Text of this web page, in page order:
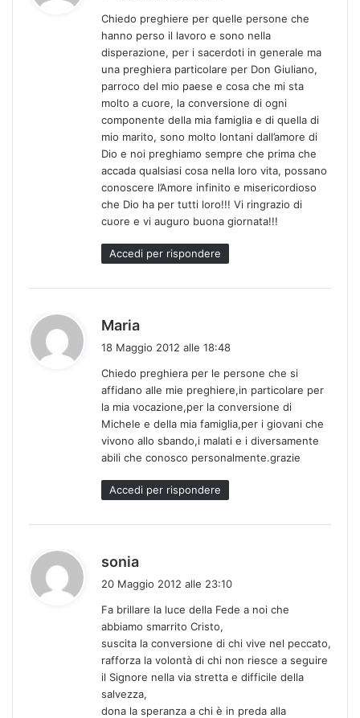
e
t
t
Chiedo preghiere per quelle persone che
hanno perso il lavoro e sono nella
disperazione, per i sacerdoti in generale ma
una preghiera particolare per Don Giuliano,
parroco del mio paese e cosa che mi sta
molto a cuore, la conversione di ogni
componente della mia famiglia e di quella di
mio marito, sono molto lontani dall’amore di
Dio e noi preghiamo sempre che prima che
accada qualsiasi cosa nella loro vita, possano
conoscere l’Amore infinito e misericordioso
che Dio ha per tutti loro!!! Vi ringrazio di
cuore e vi auguro buona giornata!!!
Accedi per rispondere
Maria
e
t
t
18 Maggio 2012 alle 18:48
Chiedo preghiera per le persone che si
affidano alle mie preghiere,in particolare per
la mia vocazione,per la conversione di
Michele e della mia famiglia,per i giovani che
vivono allo sbando,i malati e i diversamente
abili che conosco personalmente.grazie
Accedi per rispondere
sonia
e
t
t
20 Maggio 2012 alle 23:10
Fa brillare la luce della Fede a noi che
abbiamo smarrito Cristo,
suscita la conversione di chi vive nel peccato,
rafforza la volontà di chi non riesce a seguire
il Signore nella via stretta e difficile della
salvezza,
dona la speranza a chi è in preda alla